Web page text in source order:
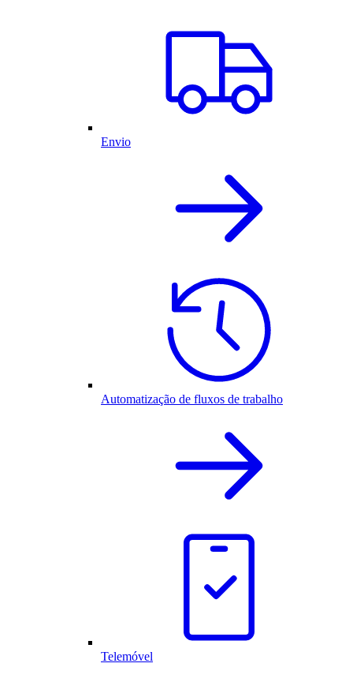
Envio
Automatização de fluxos de trabalho
Telemóvel